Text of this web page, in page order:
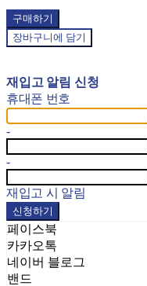
구매하기
장바구니에 담기
재입고 알림 신청
휴대폰 번호
-
-
재입고 시 알림
신청하기
페이스북
카카오톡
네이버 블로그
밴드